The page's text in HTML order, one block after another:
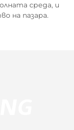
среда, и
на пазара.